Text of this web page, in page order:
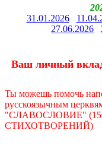
31.01.2026
27.06.2026
Ваш личный
Ты можешь помочь
русскоязычным
"СЛАВОСЛОВИЕ"
СТИХОТВОРЕНИЙ)